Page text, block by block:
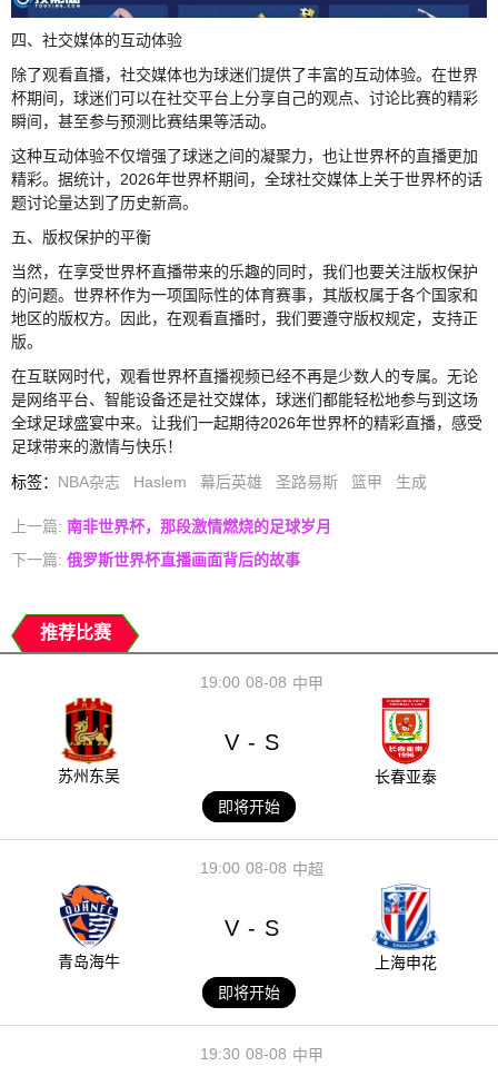
四、社交媒体的互动体验
除了观看直播，社交媒体也为球迷们提供了丰富的互动体验。在世界
杯期间，球迷们可以在社交平台上分享自己的观点、讨论比赛的精彩
瞬间，甚至参与预测比赛结果等活动。
这种互动体验不仅增强了球迷之间的凝聚力，也让世界杯的直播更加
精彩。据统计，2026年世界杯期间，全球社交媒体上关于世界杯的话
题讨论量达到了历史新高。
五、版权保护的平衡
当然，在享受世界杯直播带来的乐趣的同时，我们也要关注版权保护
的问题。世界杯作为一项国际性的体育赛事，其版权属于各个国家和
地区的版权方。因此，在观看直播时，我们要遵守版权规定，支持正
版。
在互联网时代，观看世界杯直播视频已经不再是少数人的专属。无论
是网络平台、智能设备还是社交媒体，球迷们都能轻松地参与到这场
全球足球盛宴中来。让我们一起期待2026年世界杯的精彩直播，感受
足球带来的激情与快乐！
标签： NBA杂志 Haslem 幕后英雄 圣路易斯 篮甲 生成
上一篇: 南非世界杯，那段激情燃烧的足球岁月
下一篇: 俄罗斯世界杯直播画面背后的故事
推荐比赛
08-08
19:00 中甲
苏州东吴
V - S
长春亚泰
即将开始
08-08
19:00 中超
青岛海牛
V - S
上海申花
即将开始
08-08
19:30 中甲